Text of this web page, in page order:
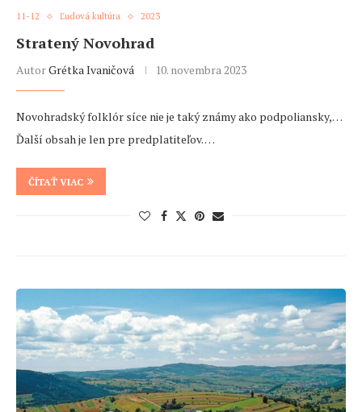
11-12 Ľudová kultúra 2023
Stratený Novohrad
AutorGrétka Ivaničová 10. novembra 2023
Novohradský folklór síce nie je taký známy ako podpoliansky,…
Ďalší obsah je len pre predplatiteľov. …
ČÍTAŤ VIAC